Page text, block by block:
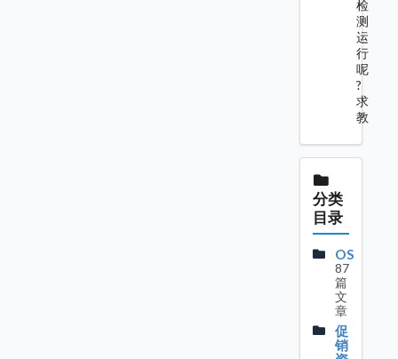
检
测
运
行
呢
?
求
教
分类
目录
OS
87
篇
文
章
促
销